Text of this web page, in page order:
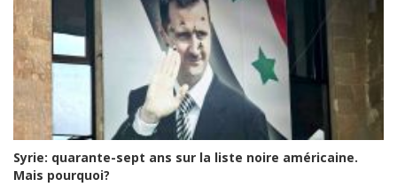
Syrie: quarante-sept ans sur la liste noire américaine.
Mais pourquoi?